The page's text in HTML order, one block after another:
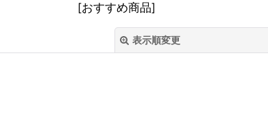
[おすすめ商品]
表示順変更